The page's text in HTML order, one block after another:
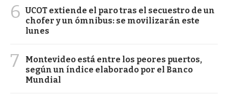
6 UCOT extiende el paro tras el secuestro de un
chofer y un ómnibus: se movilizarán este
lunes
7
Montevideo está entre los peores puertos,
según un índice elaborado por el Banco
Mundial